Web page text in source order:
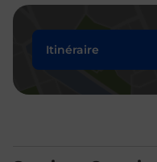
Itinéraire